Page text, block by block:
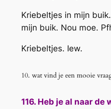
Kriebeltjes in mijn
mijn buik. Nou moe.
Kriebeltjes. Iew.
10. wat vind je een mooie
116. Heb je al naar de